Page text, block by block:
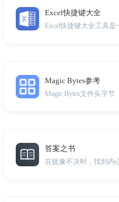
Excel快捷键大全
Magic Bytes参考
Magic Bytes文件头字节
答案之书
在犹豫不决时，找到内